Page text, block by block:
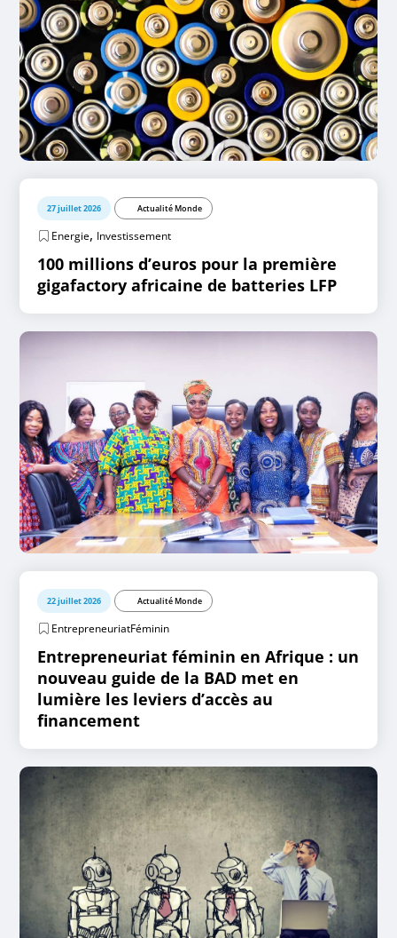
27 juillet 2026 Actualité Monde
Energie, Investissement
100 millions d’euros pour la première
gigafactory africaine de batteries LFP
22 juillet 2026 Actualité Monde
EntrepreneuriatFéminin
Entrepreneuriat féminin en Afrique : un
nouveau guide de la BAD met en
lumière les leviers d’accès au
financement